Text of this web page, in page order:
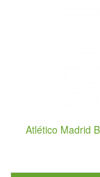
Atlético Madrid